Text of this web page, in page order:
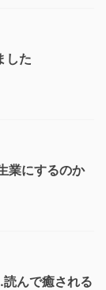
した
業にするのか
んで癒される